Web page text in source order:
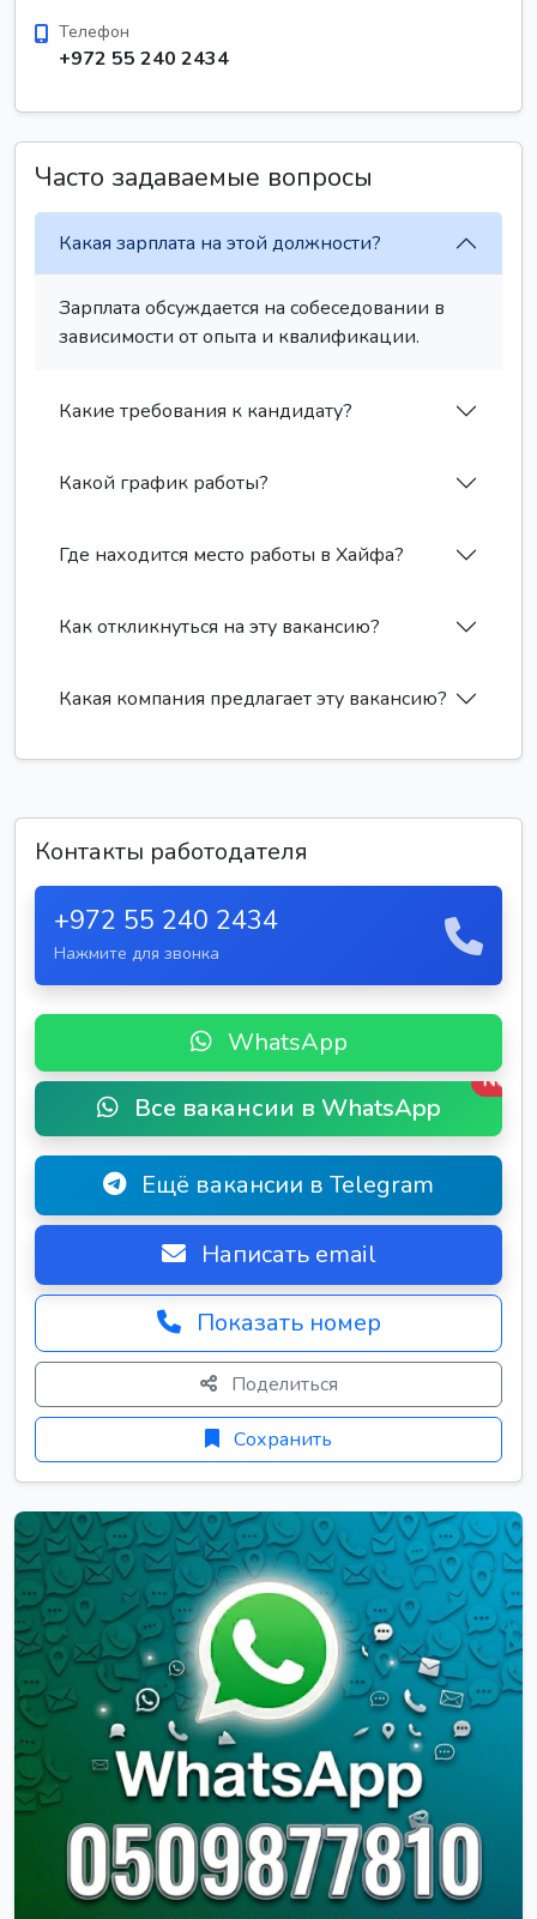
Телефон
+972 55 240 2434
Часто задаваемые вопросы
Какая зарплата на этой должности?
Зарплата обсуждается на собеседовании в
зависимости от опыта и квалификации.
Какие требования к кандидату?
Какой график работы?
Где находится место работы в Хайфа?
Как откликнуться на эту вакансию?
Какая компания предлагает эту вакансию?
Контакты работодателя
+972 55 240 2434
Нажмите для звонка
WhatsApp
Все вакансии в WhatsApp
New
Ещё вакансии в Telegram
Написать email
Показать номер
Поделиться
Сохранить